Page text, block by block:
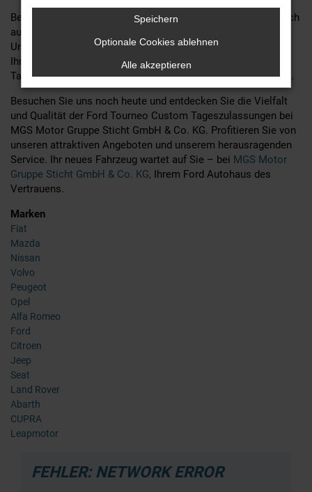
Bei MGS Motor Gruppe Sticht GmbH & Co. KG können Sie sich
auf eine persönliche und umfassende Betreuung verlassen.
Unsere Experten stehen Ihnen jederzeit zur Verfügung, um
Ihnen bei der Auswahl des perfekten Tourneo Custom mit
Tageszulassung zu helfen und all Ihre Fragen zu beantworten.
Besuchen Sie uns noch heute und entdecken Sie die Vielfalt
und Qualität der Ford Tourneo Custom Tageszulassungen bei
MGS Motor Gruppe Sticht GmbH & Co. KG. Profitieren Sie von
unseren attraktiven Angeboten und unserem herausragenden
Service. Ihr neues Fahrzeug wartet auf Sie – bei MGS Motor
Gruppe Sticht GmbH & Co. KG, Ihrem Ford Autohaus des
Vertrauens.
Marken
Fiat
Mazda
Nissan
Volvo
Peugeot
Opel
Alfa Romeo
Ford
Citroen
Jeep
Seat
Land Rover
Abarth
CUPRA
Leapmotor
FEHLER: NETWORK ERROR
Speichern
Optionale Cookies ablehnen
Alle akzeptieren